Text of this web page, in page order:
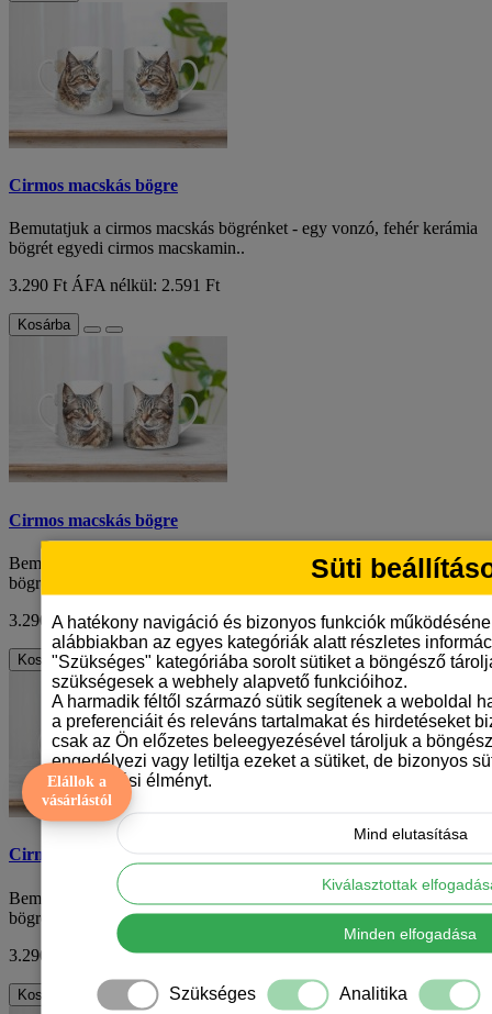
Cirmos macskás bögre
Bemutatjuk a cirmos macskás bögrénket - egy vonzó, fehér kerámia
bögrét egyedi cirmos macskamin..
3.290 FtÁFA nélkül: 2.591 Ft
Kosárba
Cirmos macskás bögre
Bemutatjuk a cirmos macskás bögrénket - egy vonzó, fehér kerámia
bögrét egyedi cirmos macskamin..
3.290 FtÁFA nélkül: 2.591 Ft
Kosárba
Cirmos macskás bögre
Bemutatjuk a cirmos macskás bögrénket - egy vonzó, fehér kerámia
bögrét egyedi cirmos macskamin..
3.290 Ft
ÁFA nélkül: 2.591 Ft
Kosárba
Elállok a
vásárlástól
Süti
A hatékony navigáció és bizonyos funkciók
alábbiakban az egyes kategóriák alatt részletes
"Szükséges" kategóriába sorolt sütiket a böngésző
szükségesek a webhely alapvető funkcióihoz.
A harmadik féltől származó sütik segítenek a weboldal
a preferenciáit és releváns tartalmakat és hirdetéseket
csak az Ön előzetes beleegyezésével tároljuk a
engedélyezi vagy letiltja ezeket a sütiket, de bizonyos
böngészési élményt.
Mind elutasítása
Kiválasztottak
Minden elfogadása
Szükséges Analitika